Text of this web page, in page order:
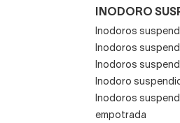
La entrada de agua de estos
INODORO
Inodoros
Inodoros
Inodoros
Inodoro
Inodoros
empotrada